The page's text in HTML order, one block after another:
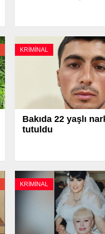
KRİMİNAL
Bakıda 22 yaşlı
tutuldu
KRİMİNAL